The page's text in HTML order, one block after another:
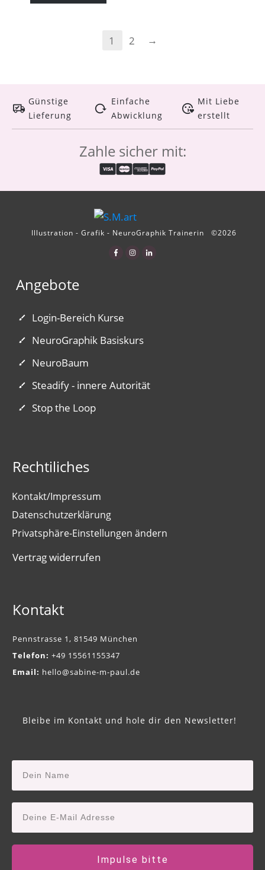
1 2 →
Günstige
Lieferung
Einfache
Abwicklung
Mit Liebe
erstellt
Zahle sicher mit:
Illustration - Grafik - NeuroGraphik Trainerin ©2026
Angebote
Login-Bereich Kurse
NeuroGraphik Basiskurs
NeuroBaum
Steadify - innere Autorität
Stop the Loop
Rechtiliches
Kontakt/Impressum
Datenschutzerklärung
Privatsphäre-Einstellungen ändern
Vertrag widerrufen
Kontakt
Pennstrasse 1, 81549 München
Telefon: +49 15561155347
Email: hello@sabine-m-paul.de
Bleibe im Kontakt und hole dir den Newsletter!
Impulse bitte